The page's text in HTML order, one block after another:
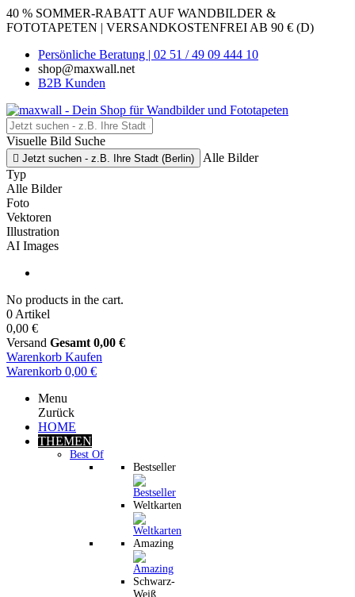
40 % SOMMER-RABATT AUF WANDBILDER &
FOTOTAPETEN | VERSANDKOSTENFREI AB 90 € (D)
Persönliche Beratung | 02 51 / 49 09 444 10
shop@maxwall.net
B2B Kunden
Visuelle Bild Suche
 Jetzt suchen - z.B. Ihre Stadt (Berlin)
Alle Bilder
Typ
Alle Bilder
Foto
Vektoren
Illustration
AI Images
No products in the cart.
0 Artikel
0,00 €
Versand Gesamt 0,00 €
Warenkorb Kaufen
Warenkorb 0,00 €
Menu
Zurück
HOME
THEMEN
Best Of
Bestseller
Weltkarten
Amazing
Schwarz-
Weiß